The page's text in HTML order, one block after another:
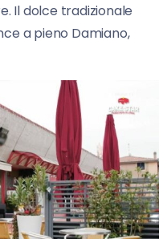
Il dolce tradizionale
a pieno Damiano,